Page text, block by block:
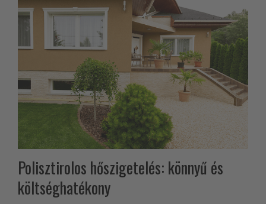
Polisztirolos hőszigetelés: könnyű és
költséghatékony